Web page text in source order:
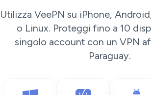
Utilizza VeePN su iPhone,
o Linux. Proteggi fino a 10
singolo account con un VPN
Paraguay.